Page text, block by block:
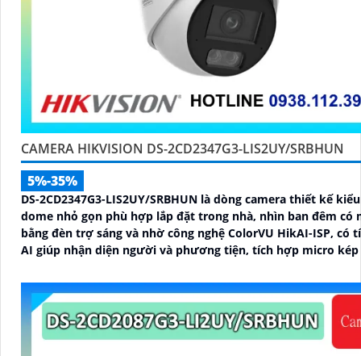
CAMERA HIKVISION DS-2CD2347G3-LIS2UY/SRBHUN
5%-35%
DS-2CD2347G3-LIS2UY/SRBHUN là dòng camera thiết kế
dome nhỏ gọn phù hợp lắp đặt trong nhà, nhìn ban đêm có
bằng đèn trợ sáng và nhờ công nghệ ColorVU HikAI-ISP, có
AI giúp nhận diện người và phương tiện, tích hợp micro kép